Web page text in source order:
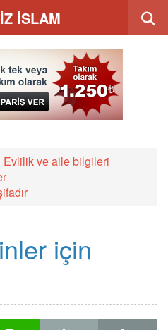
İSLAM
Evlilik ve aile bilgileri
için